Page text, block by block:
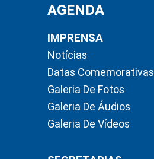
AGENDA
IMPRENSA
Notícias
Datas Comemorativas
Galeria De Fotos
Galeria De Áudios
Galeria De Vídeos